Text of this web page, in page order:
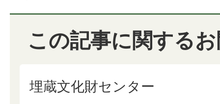
この記事に関する
埋蔵文化財センター